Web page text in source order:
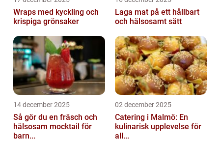
Wraps med kyckling och
krispiga grönsaker
Laga mat på ett hållbart
och hälsosamt sätt
14 december 2025
Så gör du en fräsch och
hälsosam mocktail för
barn...
02 december 2025
Catering i Malmö: En
kulinarisk upplevelse för
all...